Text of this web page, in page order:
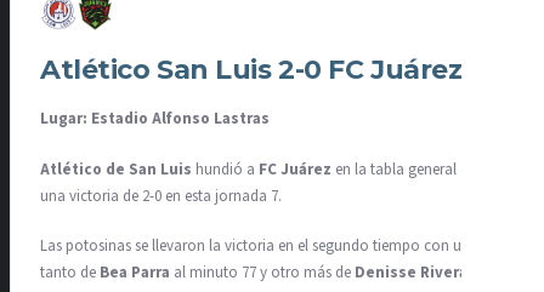
Atlético San Luis 2-0 FC Juárez
Lugar: Estadio Alfonso Lastras
Atlético de San Luis hundió a FC Juárez en la tabla general con
una victoria de 2-0 en esta jornada 7.
Las potosinas se llevaron la victoria en el segundo tiempo con un
tanto de Bea Parra al minuto 77 y otro más de Denisse Rivera